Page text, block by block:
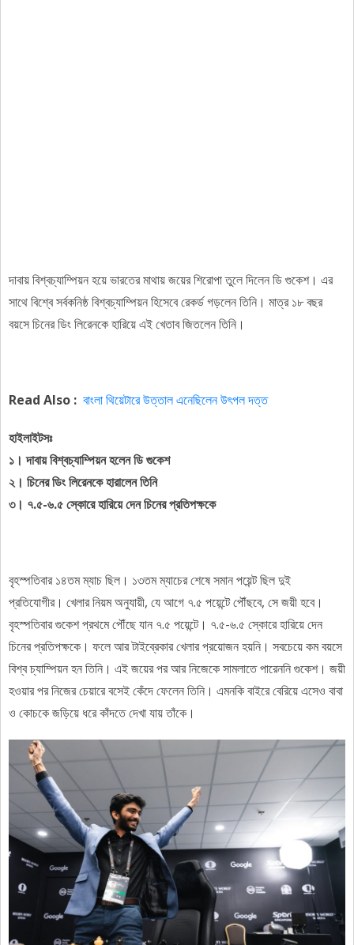
দাবায় বিশ্বচ্যাম্পিয়ন হয়ে ভারতের মাথায় জয়ের শিরোপা তুলে দিলেন ডি গুকেশ। এর
সাথে বিশ্বে সর্বকনিষ্ঠ বিশ্বচ্যাম্পিয়ন হিসেবে রেকর্ড গড়লেন তিনি। মাত্র ১৮ বছর
বয়সে চিনের ডিং লিরেনকে হারিয়ে এই খেতাব জিতলেন তিনি।
Read Also : বাংলা থিয়েটারে উত্তাল এনেছিলেন উৎপল দত্ত
হাইলাইটসঃ
১। দাবায় বিশ্বচ্যাম্পিয়ন হলেন ডি গুকেশ
২। চিনের ডিং লিরেনকে হারালেন তিনি
৩। ৭.৫-৬.৫ স্কোরে হারিয়ে দেন চিনের প্রতিপক্ষকে
বৃহস্পতিবার ১৪তম ম্যাচ ছিল। ১৩তম ম্যাচের শেষে সমান পয়েন্ট ছিল দুই
প্রতিযোগীর। খেলার নিয়ম অনুযায়ী, যে আগে ৭.৫ পয়েন্টে পৌঁছবে, সে জয়ী হবে।
বৃহস্পতিবার গুকেশ প্রথমে পৌঁছে যান ৭.৫ পয়েন্টে। ৭.৫-৬.৫ স্কোরে হারিয়ে দেন
চিনের প্রতিপক্ষকে। ফলে আর টাইব্রেকার খেলার প্রয়োজন হয়নি। সবচেয়ে কম বয়সে
বিশ্ব চ্যাম্পিয়ন হন তিনি। এই জয়ের পর আর নিজেকে সামলাতে পারেননি গুকেশ। জয়ী
হওয়ার পর নিজের চেয়ারে বসেই কেঁদে ফেলেন তিনি। এমনকি বাইরে বেরিয়ে এসেও বাবা
ও কোচকে জড়িয়ে ধরে কাঁদতে দেখা যায় তাঁকে।